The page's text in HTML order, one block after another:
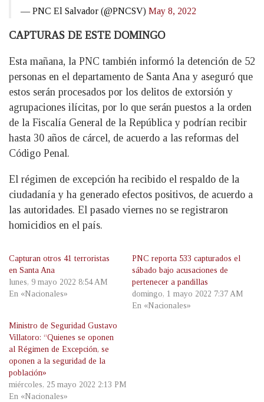
— PNC El Salvador (@PNCSV) May 8, 2022
CAPTURAS DE ESTE DOMINGO
Esta mañana, la PNC también informó la detención de 52
personas en el departamento de Santa Ana y aseguró que
estos serán procesados por los delitos de extorsión y
agrupaciones ilícitas, por lo que serán puestos a la orden
de la Fiscalía General de la República y podrían recibir
hasta 30 años de cárcel, de acuerdo a las reformas del
Código Penal.
El régimen de excepción ha recibido el respaldo de la
ciudadanía y ha generado efectos positivos, de acuerdo a
las autoridades. El pasado viernes no se registraron
homicidios en el país.
Capturan otros 41 terroristas
en Santa Ana
lunes, 9 mayo 2022 8:54 AM
En «Nacionales»
PNC reporta 533 capturados el
sábado bajo acusaciones de
pertenecer a pandillas
domingo, 1 mayo 2022 7:37 AM
En «Nacionales»
Ministro de Seguridad Gustavo
Villatoro: “Quienes se oponen
al Régimen de Excepción, se
oponen a la seguridad de la
población»
miércoles, 25 mayo 2022 2:13 PM
En «Nacionales»